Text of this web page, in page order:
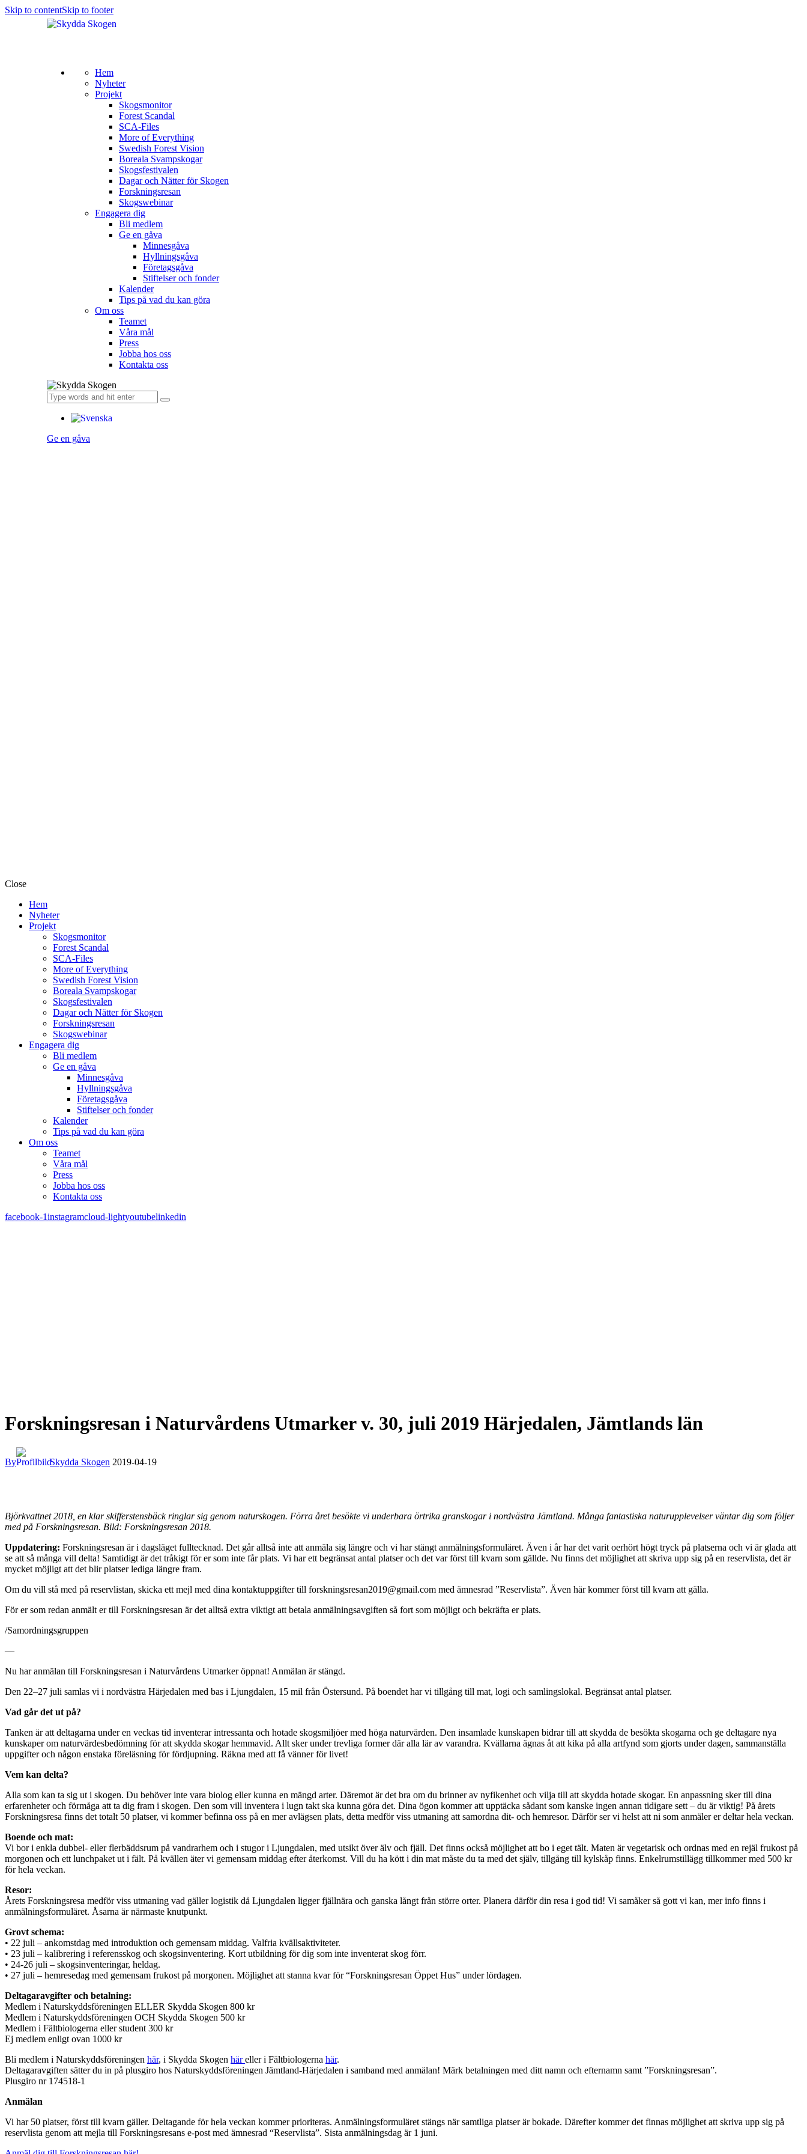
Skip to contentSkip to footer
Hem
Nyheter
Projekt
Skogsmonitor
Forest Scandal
SCA-Files
More of Everything
Swedish Forest Vision
Boreala Svampskogar
Skogsfestivalen
Dagar och Nätter för Skogen
Forskningsresan
Skogswebinar
Engagera dig
Bli medlem
Ge en gåva
Minnesgåva
Hyllningsgåva
Företagsgåva
Stiftelser och fonder
Kalender
Tips på vad du kan göra
Om oss
Teamet
Våra mål​
Press
Jobba hos oss
Kontakta oss
Ge en gåva
Close
Hem
Nyheter
Projekt
Skogsmonitor
Forest Scandal
SCA-Files
More of Everything
Swedish Forest Vision
Boreala Svampskogar
Skogsfestivalen
Dagar och Nätter för Skogen
Forskningsresan
Skogswebinar
Engagera dig
Bli medlem
Ge en gåva
Minnesgåva
Hyllningsgåva
Företagsgåva
Stiftelser och fonder
Kalender
Tips på vad du kan göra
Om oss
Teamet
Våra mål​
Press
Jobba hos oss
Kontakta oss
facebook-1instagramcloud-lightyoutubelinkedin
Forskningsresan i Naturvårdens Utmarker v. 30, juli 2019 Härjedalen, Jämtlands län
By Skydda Skogen 2019-04-19
Björkvattnet 2018, en klar skifferstensbäck ringlar sig genom naturskogen. Förra året besökte vi underbara örtrika granskogar i nordvästra Jämtland. Många fantastiska naturupplevelser väntar dig som följer
med på Forskningsresan. Bild: Forskningsresan 2018.
Uppdatering: Forskningsresan är i dagsläget fulltecknad. Det går alltså inte att anmäla sig längre och vi har stängt anmälningsformuläret. Även i år har det varit oerhört högt tryck på platserna och vi är glada att
se att så många vill delta! Samtidigt är det tråkigt för er som inte får plats. Vi har ett begränsat antal platser och det var först till kvarn som gällde. Nu finns det möjlighet att skriva upp sig på en reservlista, det är
mycket möjligt att det blir platser lediga längre fram.
Om du vill stå med på reservlistan, skicka ett mejl med dina kontaktuppgifter till forskningsresan2019@gmail.com med ämnesrad ”Reservlista”. Även här kommer först till kvarn att gälla.
För er som redan anmält er till Forskningsresan är det alltså extra viktigt att betala anmälningsavgiften så fort som möjligt och bekräfta er plats.
/Samordningsgruppen
—
Nu har anmälan till Forskningsresan i Naturvårdens Utmarker öppnat! Anmälan är stängd.
Den 22–27 juli samlas vi i nordvästra Härjedalen med bas i Ljungdalen, 15 mil från Östersund. På boendet har vi tillgång till mat, logi och samlingslokal. Begränsat antal platser.
Vad går det ut på?
Tanken är att deltagarna under en veckas tid inventerar intressanta och hotade skogsmiljöer med höga naturvärden. Den insamlade kunskapen bidrar till att skydda de besökta skogarna och ge deltagare nya
kunskaper om naturvärdesbedömning för att skydda skogar hemmavid. Allt sker under trevliga former där alla lär av varandra. Kvällarna ägnas åt att kika på alla artfynd som gjorts under dagen, sammanställa
uppgifter och någon enstaka föreläsning för fördjupning. Räkna med att få vänner för livet!
Vem kan delta?
Alla som kan ta sig ut i skogen. Du behöver inte vara biolog eller kunna en mängd arter. Däremot är det bra om du brinner av nyfikenhet och vilja till att skydda hotade skogar. En anpassning sker till dina
erfarenheter och förmåga att ta dig fram i skogen. Den som vill inventera i lugn takt ska kunna göra det. Dina ögon kommer att upptäcka sådant som kanske ingen annan tidigare sett – du är viktig! På årets
Forskningsresa finns det totalt 50 platser, vi kommer befinna oss på en mer avlägsen plats, detta medför viss utmaning att samordna dit- och hemresor. Därför ser vi helst att ni som anmäler er deltar hela veckan.
Boende och mat:
Vi bor i enkla dubbel- eller flerbäddsrum på vandrarhem och i stugor i Ljungdalen, med utsikt över älv och fjäll. Det finns också möjlighet att bo i eget tält. Maten är vegetarisk och ordnas med en rejäl frukost på
morgonen och ett lunchpaket ut i fält. På kvällen äter vi gemensam middag efter återkomst. Vill du ha kött i din mat måste du ta med det själv, tillgång till kylskåp finns. Enkelrumstillägg tillkommer med 500 kr
för hela veckan.
Resor:
Årets Forskningsresa medför viss utmaning vad gäller logistik då Ljungdalen ligger fjällnära och ganska långt från större orter. Planera därför din resa i god tid! Vi samåker så gott vi kan, mer info finns i
anmälningsformuläret. Åsarna är närmaste knutpunkt.
Grovt schema:
• 22 juli – ankomstdag med introduktion och gemensam middag. Valfria kvällsaktiviteter.
• 23 juli – kalibrering i referensskog och skogsinventering. Kort utbildning för dig som inte inventerat skog förr.
• 24-26 juli – skogsinventeringar, heldag.
• 27 juli – hemresedag med gemensam frukost på morgonen. Möjlighet att stanna kvar för “Forskningsresan Öppet Hus” under lördagen.
Deltagaravgifter och betalning:
Medlem i Naturskyddsföreningen ELLER Skydda Skogen 800 kr
Medlem i Naturskyddsföreningen OCH Skydda Skogen 500 kr
Medlem i Fältbiologerna eller student 300 kr
Ej medlem enligt ovan 1000 kr
Bli medlem i Naturskyddsföreningen här, i Skydda Skogen häreller i Fältbiologerna här.
Deltagaravgiften sätter du in på plusgiro hos Naturskyddsföreningen Jämtland-Härjedalen i samband med anmälan! Märk betalningen med ditt namn och efternamn samt ”Forskningsresan”.
Plusgiro nr 174518-1
Anmälan
Vi har 50 platser, först till kvarn gäller. Deltagande för hela veckan kommer prioriteras. Anmälningsformuläret stängs när samtliga platser är bokade. Därefter kommer det finnas möjlighet att skriva upp sig på
reservlista genom att mejla till Forskningsresans e-post med ämnesrad “Reservlista”. Sista anmälningsdag är 1 juni.